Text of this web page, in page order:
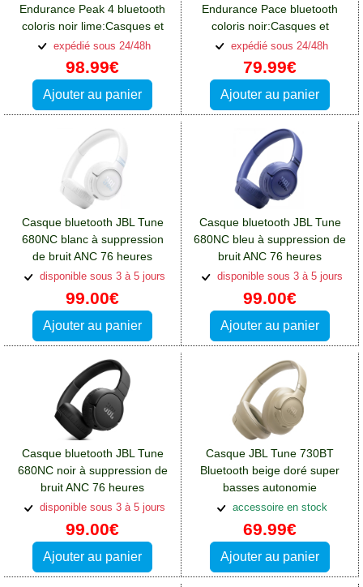
Endurance Peak 4 bluetooth
coloris noir lime:Casques et
écouteurs Oppo A76
expédié sous 24/48h
98.99€
Ajouter au panier
Endurance Pace bluetooth
coloris noir:Casques et
écouteurs Oppo A76
expédié sous 24/48h
79.99€
Ajouter au panier
Casque bluetooth JBL Tune
680NC blanc à suppression
de bruit ANC 76 heures
autonomie:Casques et
écouteurs Oppo A76
disponible sous 3 à 5 jours
99.00€
Ajouter au panier
Casque bluetooth JBL Tune
680NC bleu à suppression de
bruit ANC 76 heures
autonomie:Casques et
écouteurs Oppo A76
disponible sous 3 à 5 jours
99.00€
Ajouter au panier
Casque bluetooth JBL Tune
680NC noir à suppression de
bruit ANC 76 heures
autonomie:Casques et
écouteurs Oppo A76
disponible sous 3 à 5 jours
99.00€
Ajouter au panier
Casque JBL Tune 730BT
Bluetooth beige doré super
basses autonomie
76h:Casques et écouteurs
Oppo A76
accessoire en stock
69.99€
Ajouter au panier